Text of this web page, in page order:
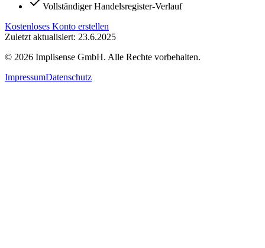
Vollständiger Handelsregister-Verlauf
Kostenloses Konto erstellen
Zuletzt aktualisiert: 23.6.2025
© 2026 Implisense GmbH. Alle Rechte vorbehalten.
ImpressumDatenschutz